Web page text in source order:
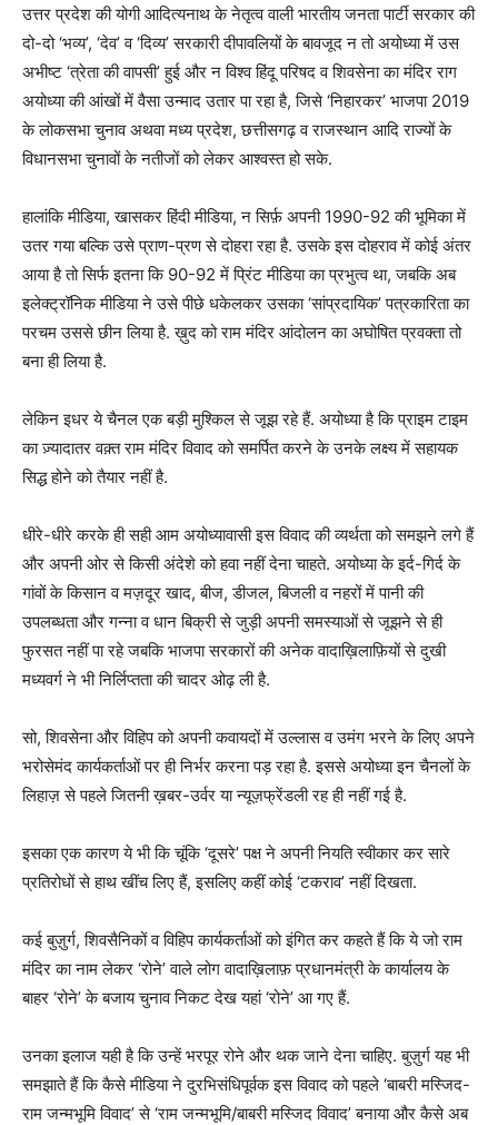
उत्तर प्रदेश की योगी आदित्यनाथ के नेतृत्व वाली भारतीय जनता पार्टी सरकार की
दो-दो ‘भव्य’, ‘देव’ व ‘दिव्य’ सरकारी दीपावलियों के बावजूद न तो अयोध्या में उस
अभीष्ट ‘त्रेता की वापसी’ हुई और न विश्व हिंदू परिषद व शिवसेना का मंदिर राग
अयोध्या की आंखों में वैसा उन्माद उतार पा रहा है, जिसे ‘निहारकर’ भाजपा 2019
के लोकसभा चुनाव अथवा मध्य प्रदेश, छत्तीसगढ़ व राजस्थान आदि राज्यों के
विधानसभा चुनावों के नतीजों को लेकर आश्वस्त हो सके.
हालांकि मीडिया, खासकर हिंदी मीडिया, न सिर्फ़ अपनी 1990-92 की भूमिका में
उतर गया बल्कि उसे प्राण-प्रण से दोहरा रहा है. उसके इस दोहराव में कोई अंतर
आया है तो सिर्फ इतना कि 90-92 में प्रिंट मीडिया का प्रभुत्व था, जबकि अब
इलेक्ट्रॉनिक मीडिया ने उसे पीछे धकेलकर उसका ‘सांप्रदायिक’ पत्रकारिता का
परचम उससे छीन लिया है. ख़ुद को राम मंदिर आंदोलन का अघोषित प्रवक्ता तो
बना ही लिया है.
लेकिन इधर ये चैनल एक बड़ी मुश्किल से जूझ रहे हैं. अयोध्या है कि प्राइम टाइम
का ज़्यादातर वक़्त राम मंदिर विवाद को समर्पित करने के उनके लक्ष्य में सहायक
सिद्ध होने को तैयार नहीं है.
धीरे-धीरे करके ही सही आम अयोध्यावासी इस विवाद की व्यर्थता को समझने लगे हैं
और अपनी ओर से किसी अंदेशे को हवा नहीं देना चाहते. अयोध्या के इर्द-गिर्द के
गांवों के किसान व मज़दूर खाद, बीज, डीजल, बिजली व नहरों में पानी की
उपलब्धता और गन्ना व धान बिक्री से जुड़ी अपनी समस्याओं से जूझने से ही
फुरसत नहीं पा रहे जबकि भाजपा सरकारों की अनेक वादाख़िलाफ़ियों से दुखी
मध्यवर्ग ने भी निर्लिप्तता की चादर ओढ़ ली है.
सो, शिवसेना और विहिप को अपनी कवायदों में उल्लास व उमंग भरने के लिए अपने
भरोसेमंद कार्यकर्ताओं पर ही निर्भर करना पड़ रहा है. इससे अयोध्या इन चैनलों के
लिहाज़ से पहले जितनी ख़बर-उर्वर या न्यूज़फ्रेंडली रह ही नहीं गई है.
इसका एक कारण ये भी कि चूंकि ‘दूसरे’ पक्ष ने अपनी नियति स्वीकार कर सारे
प्रतिरोधों से हाथ खींच लिए हैं, इसलिए कहीं कोई ‘टकराव’ नहीं दिखता.
कई बुज़ुर्ग, शिवसैनिकों व विहिप कार्यकर्ताओं को इंगित कर कहते हैं कि ये जो राम
मंदिर का नाम लेकर ‘रोने’ वाले लोग वादाख़िलाफ़ प्रधानमंत्री के कार्यालय के
बाहर ‘रोने’ के बजाय चुनाव निकट देख यहां ‘रोने’ आ गए हैं.
उनका इलाज यही है कि उन्हें भरपूर रोने और थक जाने देना चाहिए. बुज़ुर्ग यह भी
समझाते हैं कि कैसे मीडिया ने दुरभिसंधिपूर्वक इस विवाद को पहले ‘बाबरी मस्जिद-
राम जन्मभूमि विवाद’ से ‘राम जन्मभूमि/बाबरी मस्जिद विवाद’ बनाया और कैसे अब